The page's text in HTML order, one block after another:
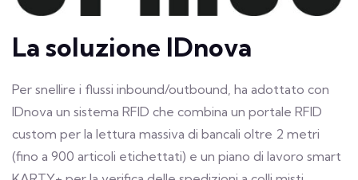
La soluzione IDnova
Per snellire i flussi inbound/outbound, ha adottato con
IDnova un sistema RFID che combina un portale RFID
custom per la lettura massiva di bancali oltre 2 metri
(fino a 900 articoli etichettati) e un piano di lavoro smart